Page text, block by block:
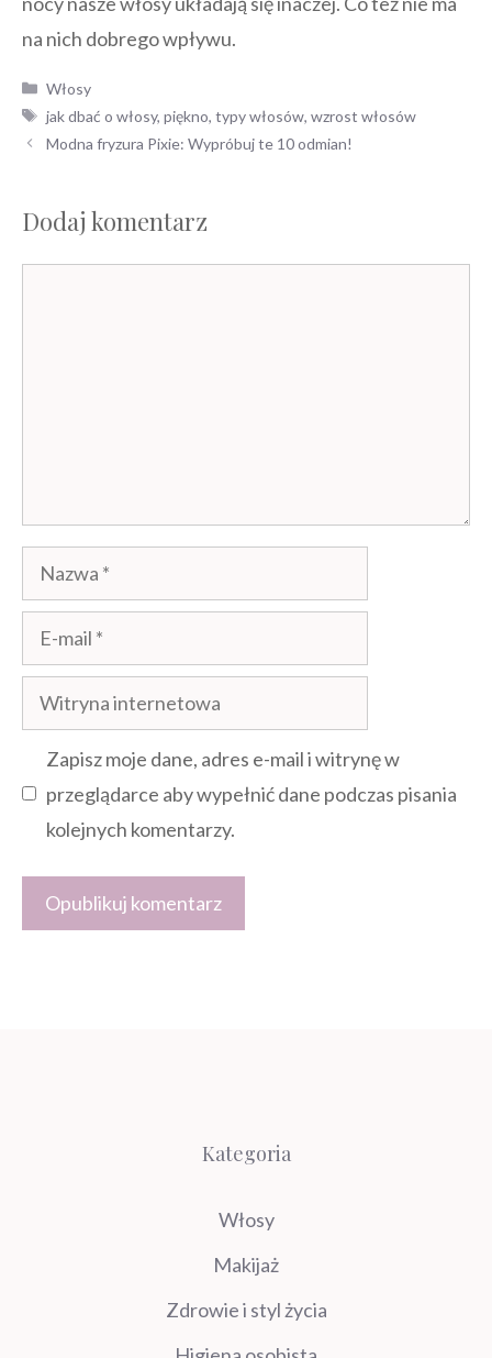
na nich dobrego wpływu.
Kategorie
Włosy
Tagi
jak dbać o włosy,piękno,typy włosów,wzrost włosów
Nawigacja
Modna fryzura Pixie: Wypróbuj te 10 odmian!
Dodaj komentarz
Nazwa
mail
Witryna
internetowa
Zapisz moje dane, adres e-mail i witrynę w
przeglądarce aby wypełnić dane podczas pisania
kolejnych komentarzy.
Kategoria
Włosy
Makijaż
Zdrowie i styl życia